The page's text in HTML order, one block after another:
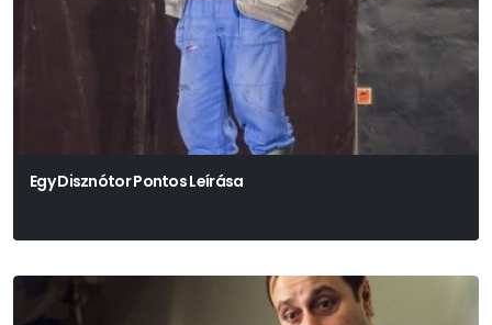
Egy Disznótor Pontos Leírása